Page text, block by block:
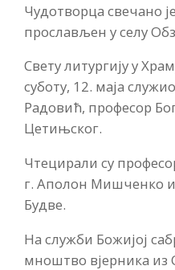
Чудотворца свечано
прослављен у селу
Свету литургију у
суботу, 12. маја
Радовић, професор
Цетињског.
Чтецирали су
г. Аполон Мишченко
Будве.
На служби Божијој
мноштво вјерника